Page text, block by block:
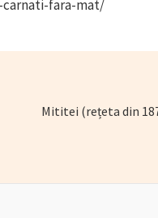
fara-mat/